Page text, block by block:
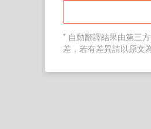
* 自動翻譯結果由第三
差，若有差異請以原文